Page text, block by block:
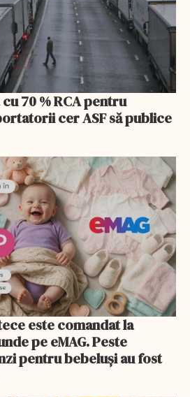
70 % RCA pentru
cer ASF să publice
este comandat la
pe eMAG. Peste
pentru bebeluși au fost